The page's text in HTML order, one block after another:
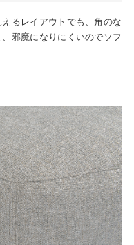
るレイアウトでも、角のな
邪魔になりにくいのでソフ